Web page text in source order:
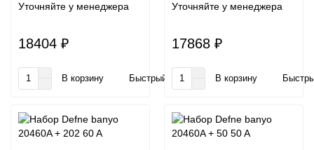
Уточняйте у менеджера
18404 ₽
В корзину Быстрый заказ
Уточняйте у менеджера
17868 ₽
В корзину